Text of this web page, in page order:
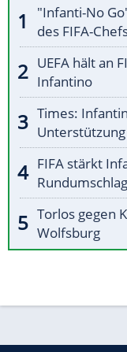
"Infanti-No
des FIFA-
UEFA hält an
Infantino
Times:
Unterstützung
FIFA stärkt
Torlos gegen
Wolfsburg